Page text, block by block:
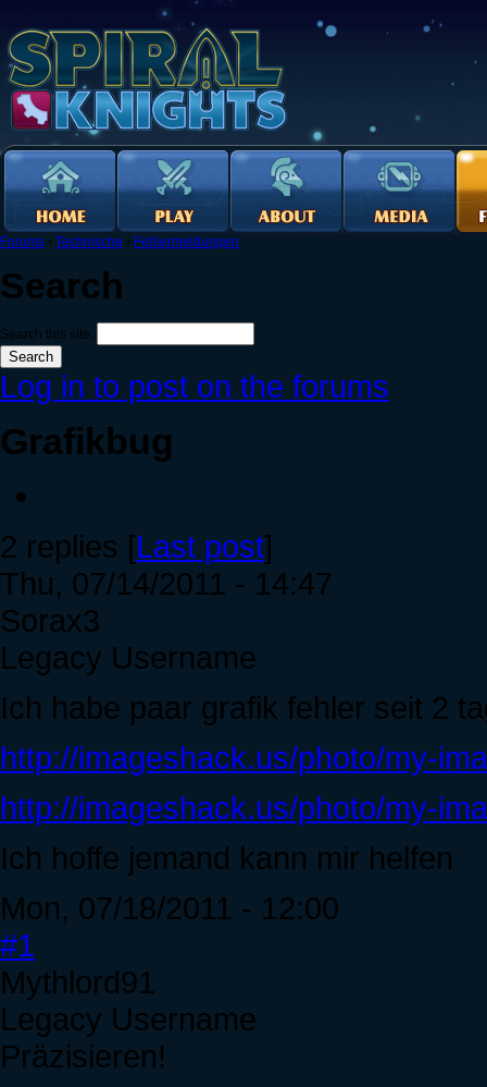
Forums › Technische › Fehlermeldungen
Search
Search this site:
Log in to post on the forums
Grafikbug
2 replies [Last post]
Thu, 07/14/2011 - 14:47
Sorax3
Legacy Username
Ich habe paar grafik fehler seit 2
http://imageshack.us/photo/my-
http://imageshack.us/photo/my-
Ich hoffe jemand kann mir helfen
Mon, 07/18/2011 - 12:00
#1
Mythlord91
Legacy Username
Präzisieren!